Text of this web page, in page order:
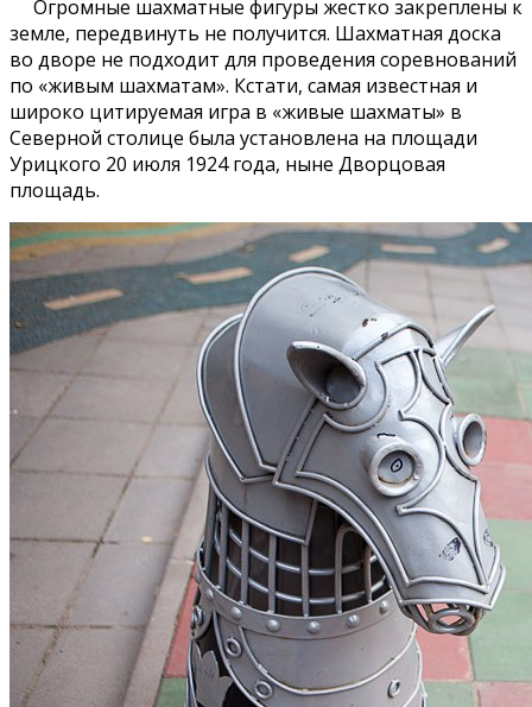
Огромные шахматные фигуры жестко закреплены к
земле, передвинуть не получится. Шахматная доска
во дворе не подходит для проведения соревнований
по «живым шахматам». Кстати, самая известная и
широко цитируемая игра в «живые шахматы» в
Северной столице была установлена на площади
Урицкого 20 июля 1924 года, ныне Дворцовая
площадь.